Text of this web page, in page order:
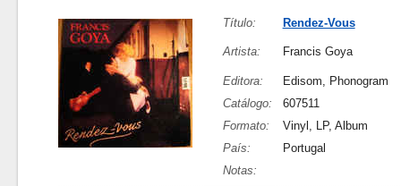
Título: Rendez-Vous
Artista: Francis Goya
Editora:
Edisom, Phonogram
Catálogo:
607511
Formato:
Vinyl, LP, Album
País:
Portugal
Notas: